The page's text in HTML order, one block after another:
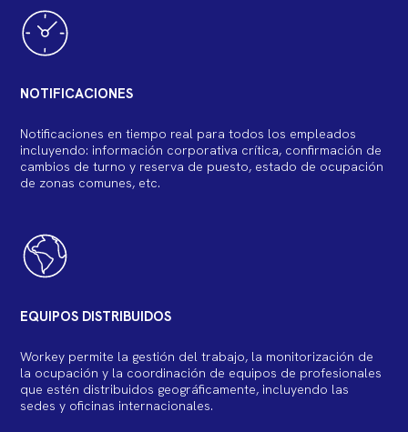
NOTIFICACIONES
Notificaciones en tiempo real para todos los empleados
incluyendo: información corporativa crítica, confirmación de
cambios de turno y reserva de puesto, estado de ocupación
de zonas comunes, etc.
EQUIPOS DISTRIBUIDOS
Workey permite la gestión del trabajo, la monitorización de
la ocupación y la coordinación de equipos de profesionales
que estén distribuidos geográficamente, incluyendo las
sedes y oficinas internacionales.